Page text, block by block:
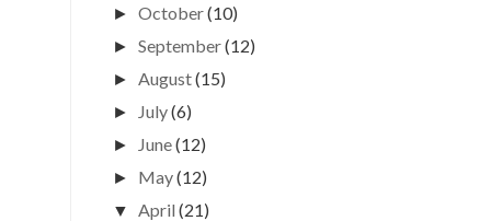
►October(10)
►September(12)
►August(15)
► July(6)
► June(12)
► May(12)
▼April(21)